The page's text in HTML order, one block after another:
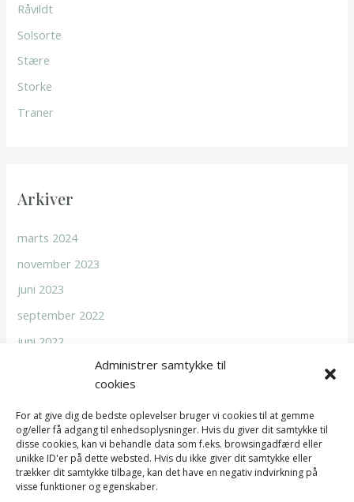
Administrer samtykke til
cookies
For at give dig de bedste oplevelser bruger vi cookies til at gemme
og/eller få adgang til enhedsoplysninger. Hvis du giver dit samtykke til
disse cookies, kan vi behandle data som f.eks. browsingadfærd eller
unikke ID'er på dette websted. Hvis du ikke giver dit samtykke eller
trækker dit samtykke tilbage, kan det have en negativ indvirkning på
visse funktioner og egenskaber.
Råvildt
Solsorte
Stære
Storke
Traner
Arkiver
marts 2024
november 2023
juni 2023
september 2022
juni 2022
Følg os på Facebook